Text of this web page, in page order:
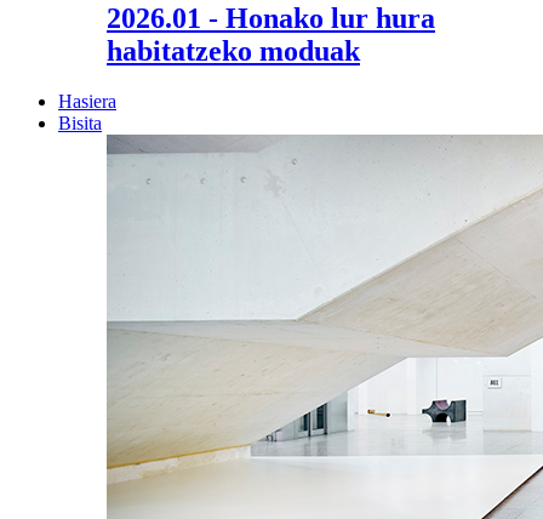
2026.01 - Honako lur hura
habitatzeko moduak
Hasiera
Bisita